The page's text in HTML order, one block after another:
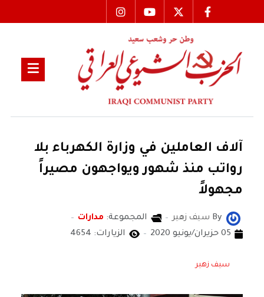
آلاف العاملين في وزارة الكهرباء بلا
رواتب منذ شهور ويواجهون مصيراً
مجهولاً
By سيف زهير المجموعة: مدارات
05 حزيران/يونيو 2020
الزيارات: 4654
سيف زهير